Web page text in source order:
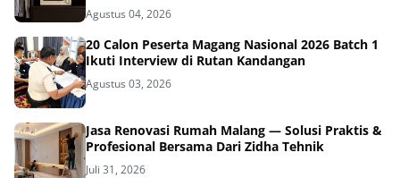
Agustus 04, 2026
20 Calon Peserta Magang Nasional 2026 Batch 1
Ikuti Interview di Rutan Kandangan
Agustus 03, 2026
Jasa Renovasi Rumah Malang — Solusi Praktis &
Profesional Bersama Dari Zidha Tehnik
Juli 31, 2026